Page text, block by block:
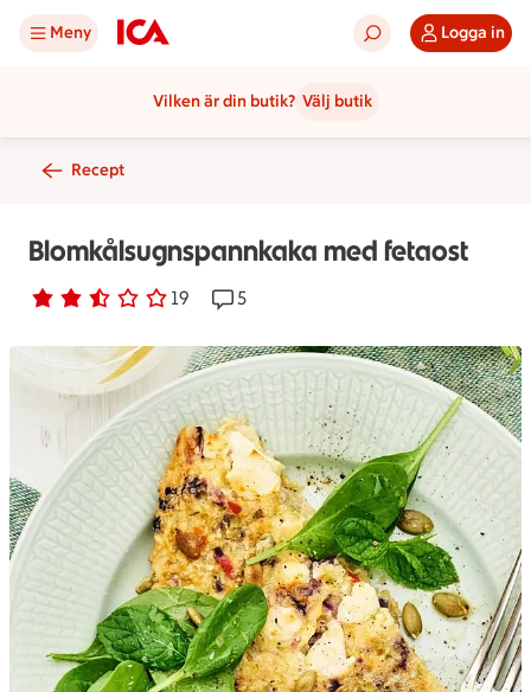
Meny Logga in
Vilken är din butik? Välj butik
Recept
Blomkålsugnspannkaka med fetaost
Betyg 2.7 av 5. 19
19 personer har röstatReceptet har 5 kommentarer
5